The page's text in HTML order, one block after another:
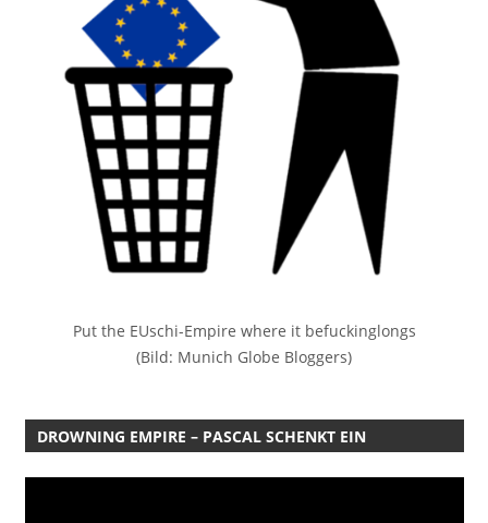
Put the EUschi-Empire where it befuckinglongs
(Bild: Munich Globe Bloggers)
DROWNING EMPIRE – PASCAL SCHENKT EIN